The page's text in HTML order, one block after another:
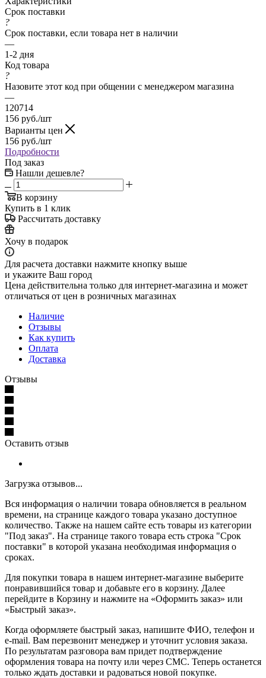
Срок поставки
?
Срок поставки, если товара нет в наличии
—
1-2 дня
Код товара
?
Назовите этот код при общении с менеджером магазина
—
120714
156 руб./шт
Варианты цен
156 руб./шт
Подробности
Под заказ
Нашли дешевле?
В корзину
Купить в 1 клик
Рассчитать доставку
Хочу в подарок
Для расчета доставки нажмите кнопку выше
и укажите Ваш город
Цена действительна только для интернет-магазина и может
отличаться от цен в розничных магазинах
Наличие
Отзывы
Как купить
Оплата
Доставка
Отзывы
Оставить отзыв
Загрузка отзывов...
Вся информация о наличии товара обновляется в реальном
времени, на странице каждого товара указано доступное
количество. Также на нашем сайте есть товары из категории
"Под заказ". На странице такого товара есть строка "Срок
поставки" в которой указана необходимая информация о
сроках.
Для покупки товара в нашем интернет-магазине выберите
понравившийся товар и добавьте его в корзину. Далее
перейдите в Корзину и нажмите на «Оформить заказ» или
«Быстрый заказ».
Когда оформляете быстрый заказ, напишите ФИО, телефон и
e-mail. Вам перезвонит менеджер и уточнит условия заказа.
По результатам разговора вам придет подтверждение
оформления товара на почту или через СМС. Теперь останется
только ждать доставки и радоваться новой покупке.